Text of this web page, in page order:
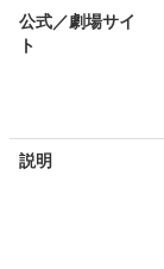
公式／劇場サイ
ト
説明